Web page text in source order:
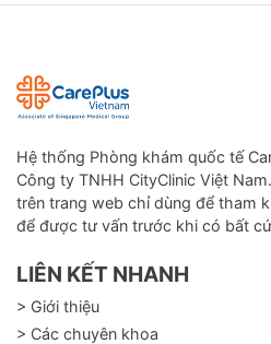
Hệ thống Phòng khám quốc tế
Công ty TNHH CityClinic Việt
trên trang web chỉ dùng để tham
để được tư vấn trước khi có bất
LIÊN KẾT NHANH
> Giới thiệu
> Các chuyên khoa